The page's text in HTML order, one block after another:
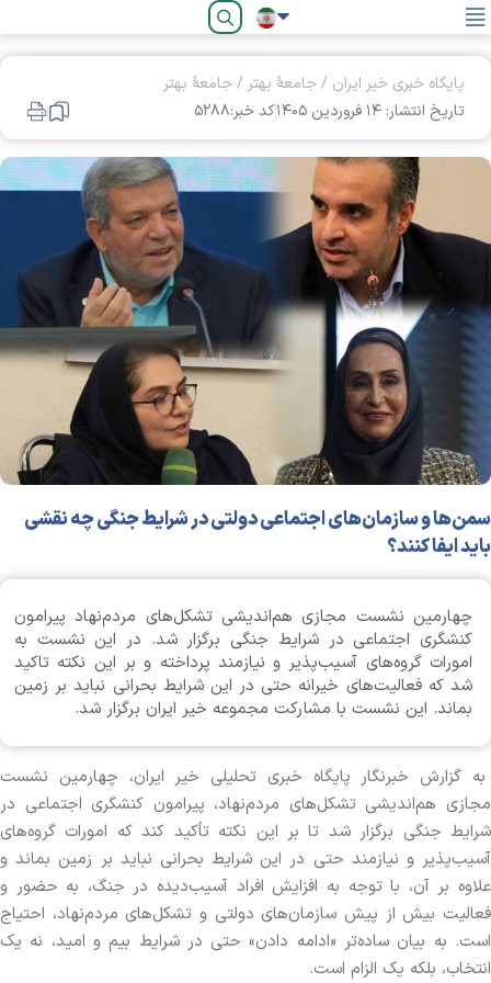
فارسی
پایگاه خبری خیر ایران /جامعۀ بهتر /جامعۀ بهتر
تاریخ انتشار: ۱۴ فروردين ۱۴۰۵
کد خبر:۵۲۸۸
سمن‌ها و سازمان‌های اجتماعی دولتی در شرایط جنگی چه نقشی
باید ایفا کنند؟
چهارمین نشست مجازی هم‌اندیشی تشکل‌های مردم‌نهاد پیرامون
کنشگری اجتماعی در شرایط جنگی برگزار شد. در این نشست به
امورات گروه‌های آسیب‌پذیر و نیازمند پرداخته و بر این نکته تاکید
شد که فعالیت‌های خیرانه حتی در این شرایط بحرانی نباید بر زمین
بماند. این نشست با مشارکت مجموعه خیر ایران برگزار شد.
به گزارش خبرنگار پایگاه خبری تحلیلی خیر ایران، چهارمین نشست
مجازی هم‌اندیشی تشکل‌های مردم‌نهاد، پیرامون کنشگری اجتماعی در
شرایط جنگی برگزار شد تا بر این نکته تأکید کند که امورات گروه‌های
آسیب‌پذیر و نیازمند حتی در این شرایط بحرانی نباید بر زمین بماند و
علاوه بر آن، با توجه به افزایش افراد آسیب‌دیده در جنگ، به حضور و
فعالیت بیش از پیش سازمان‌های دولتی و تشکل‌های مردم‌نهاد، احتیاج
است. به بیان ساده‌تر «ادامه دادن» حتی در شرایط بیم و امید، نه یک
انتخاب، بلکه یک الزام است.